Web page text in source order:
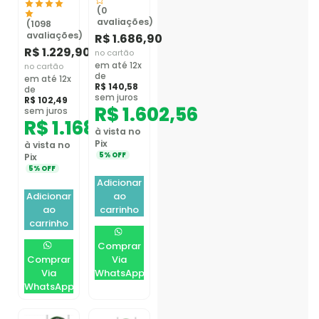
(1098
avaliações)
R$1.229,90
no cartão
em até 12x
de
R$ 102,49
sem juros
R$1.168,41
à vista no
Pix
5% OFF
Adicionar
ao
carrinho
Comprar
Via
WhatsApp
(0
avaliações)
R$1.686,90
no cartão
em até 12x
de
R$ 140,58
sem juros
R$1.602,56
à vista no
Pix
5% OFF
Adicionar
ao
carrinho
Comprar
Via
WhatsApp